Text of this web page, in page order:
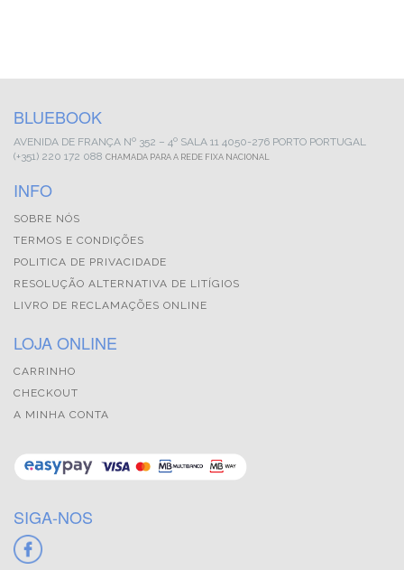
BLUEBOOK
AVENIDA DE FRANÇA Nº 352 – 4º SALA 11 4050-276 PORTO PORTUGAL
(+351) 220 172 088 CHAMADA PARA A REDE FIXA NACIONAL
INFO
SOBRE NÓS
TERMOS E CONDIÇÕES
POLITICA DE PRIVACIDADE
RESOLUÇÃO ALTERNATIVA DE LITÍGIOS
LIVRO DE RECLAMAÇÕES ONLINE
LOJA ONLINE
CARRINHO
CHECKOUT
A MINHA CONTA
SIGA-NOS